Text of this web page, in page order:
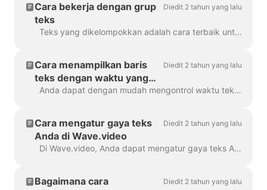
Cara bekerja dengan grup
teks
Diedit 2 tahun yang lalu
Teks yang dikelompokkan adalah cara terbaik untuk melakukannya. Dalam 99% dari semua kasus, Anda dapat melakukan semua yang Anda butuhkan dengannya. Namun, terkadang Anda mungkin ingin membuat satu atau dua...
Cara menampilkan baris
teks dengan waktu yang
berbeda
Diedit 2 tahun yang lalu
Anda dapat dengan mudah mengontrol waktu teks akan ditampilkan di layar dengan fitur penundaan teks. Untuk menggunakannya, pastikan teks memiliki beberapa baris dalam satu si...
Cara mengatur gaya teks
Anda di Wave.video
Diedit 2 tahun yang lalu
Di Wave.video, Anda dapat mengatur gaya teks Anda pada video seperti yang Anda inginkan. Berikut adalah opsi pengeditan yang Anda miliki: Mengubah jenis huruf Mengubah tata letak teks...
Bagaimana cara
Diedit 2 tahun yang lalu